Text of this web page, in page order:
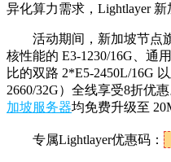
异化算力需求，Lightlayer 新
活动期间，新加坡节点
核性能的 E3-1230/16G、通
比的双路 2*E5-2450L/16G
2660/32G）全线享受8折优
加坡服务器均免费升级至
专属Lightlayer优惠码：